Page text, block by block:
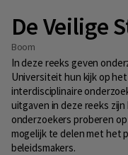
De Veilige
Boom
In deze reeks geven
Universiteit hun kijk op
interdisciplinaire
uitgaven in deze reeks
onderzoekers proberen
mogelijk te delen met het
beleidsmakers.